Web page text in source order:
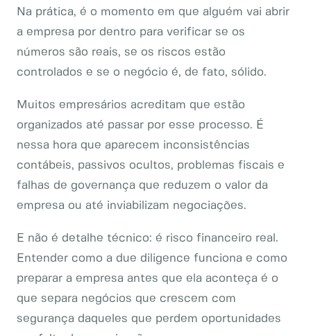
Na prática, é o momento em que alguém vai abrir
a empresa por dentro para verificar se os
números são reais, se os riscos estão
controlados e se o negócio é, de fato, sólido.
Muitos empresários acreditam que estão
organizados até passar por esse processo. É
nessa hora que aparecem inconsistências
contábeis, passivos ocultos, problemas fiscais e
falhas de governança que reduzem o valor da
empresa ou até inviabilizam negociações.
E não é detalhe técnico: é risco financeiro real.
Entender como a due diligence funciona e como
preparar a empresa antes que ela aconteça é o
que separa negócios que crescem com
segurança daqueles que perdem oportunidades